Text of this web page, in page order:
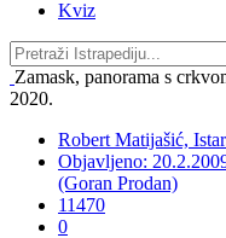
Kviz
Zamask, panorama s
2020.
Robert Matijašić,
Objavljeno:
(Goran Prodan)
11470
0